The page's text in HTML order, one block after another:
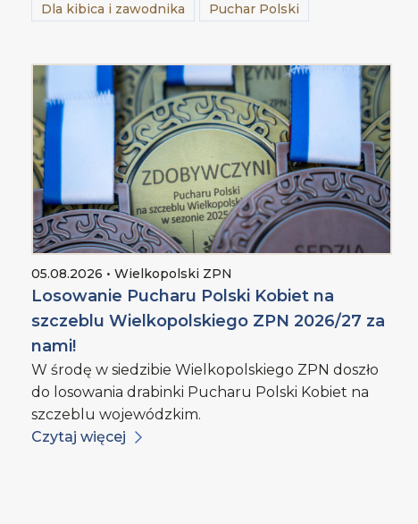
Dla kibica i zawodnika Puchar Polski
05.08.2026 • Wielkopolski ZPN
Losowanie Pucharu Polski Kobiet na
szczeblu Wielkopolskiego ZPN 2026/27 za
nami!
W środę w siedzibie Wielkopolskiego ZPN doszło
do losowania drabinki Pucharu Polski Kobiet na
szczeblu wojewódzkim.
Czytaj więcej